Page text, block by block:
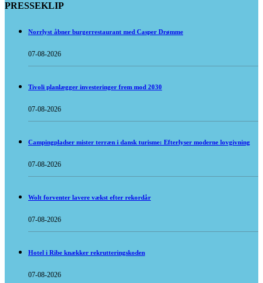
PRESSEKLIP
Norrlyst åbner burgerrestaurant med Casper Drømme
07-08-2026
Tivoli planlægger investeringer frem mod 2030
07-08-2026
Campingpladser mister terræn i dansk turisme: Efterlyser moderne lovgivning
07-08-2026
Wolt forventer lavere vækst efter rekordår
07-08-2026
Hotel i Ribe knækker rekrutteringskoden
07-08-2026